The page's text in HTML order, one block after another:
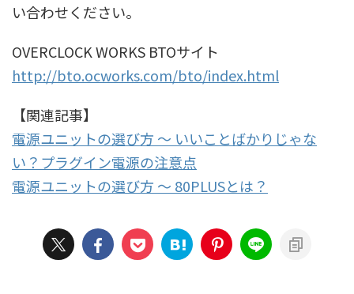
い合わせください。
OVERCLOCK WORKS BTOサイト
http://bto.ocworks.com/bto/index.html
【関連記事】
電源ユニットの選び方 ～ いいことばかりじゃな
い？プラグイン電源の注意点
電源ユニットの選び方 ～ 80PLUSとは？